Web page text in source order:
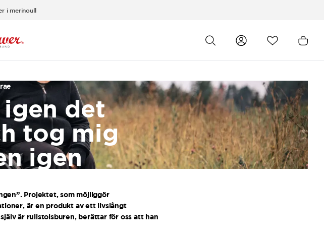
i merinoull
det
tog mig
igen
Projektet, som möjliggör
är en produkt av ett livslångt
är rullstolsburen, berättar för oss att han